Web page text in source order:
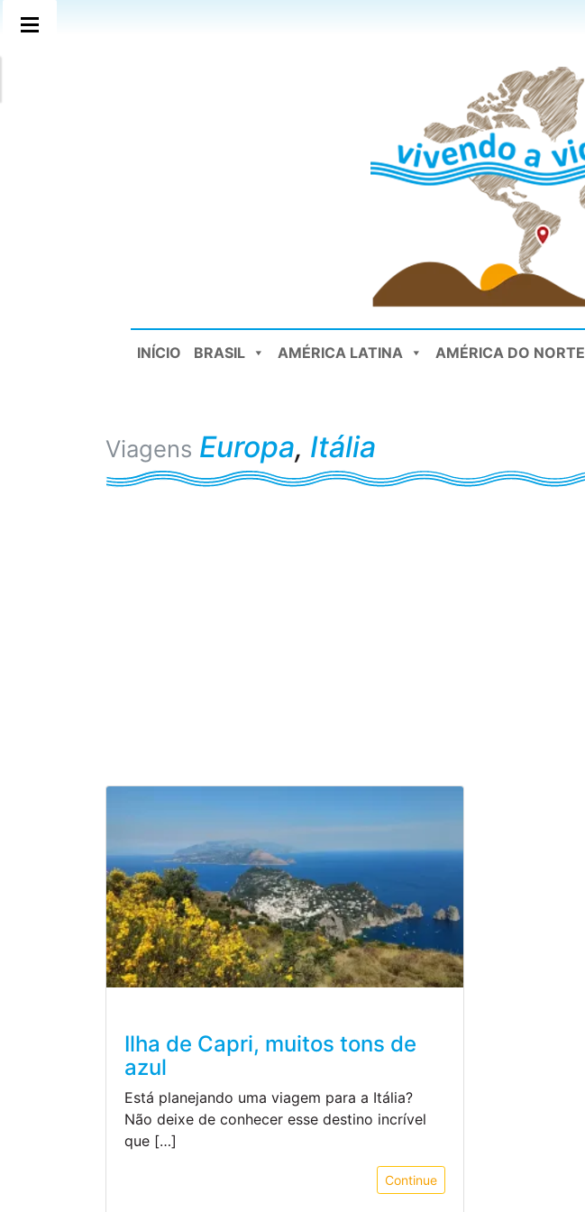
INÍCIO BRASIL AMÉRICA LATINA AMÉRICA DO NORTE
Viagens Europa, Itália
Ilha de Capri, muitos tons de
azul
Está planejando uma viagem para a Itália?
Não deixe de conhecer esse destino incrível
que […]
Continue